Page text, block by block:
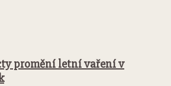
promění letní vaření v